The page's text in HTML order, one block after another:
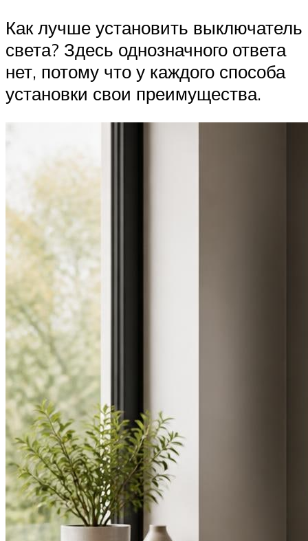
Как лучше установить выключатель
света? Здесь однозначного ответа
нет, потому что у каждого способа
установки свои преимущества.